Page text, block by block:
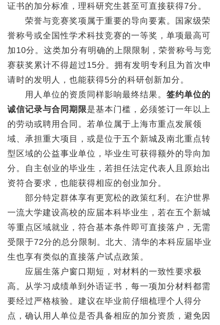
证书的加分标准，理科研究生甚至可直接获得7分。
荣誉与竞赛奖项属于重要的导向要素。国家级荣
誉称号或全国性学术科技竞赛的一等奖，单项最高可
加10分。这类加分有明确的上限限制，荣誉称号与竞
赛获奖累计不得超过15分。拥有发明专利且为首次申
请时的发明人，也能获得5分的科研创新加分。
用人单位的资质同样影响最终结果。 签约单位的
诚信记录与合同期限是基本门槛，必须签订一年以上
的劳动或聘用合同。若单位属于上海市重点发展领
域、承担重大项目，或是位于五个新城及南北重点转
型区域的公益事业单位，毕业生可获得额外的导向加
分。自主创业的毕业生，若担任法定代表人且原始出
资符合要求，也能获得相应的创业加分。
部分特定群体享有更宽松的政策红利。在沪世界
一流大学建设高校的应届本科毕业生，若在五个新城
等重点区域就业，符合基本条件即可直接落户，无需
受限于72分的总分限制。北大、清华的本科应届毕业
生也享有类似的直接落户试点政策。
应届生落户窗口期短，对材料的一致性要求极
高。从学习成绩单到外语证书，每一项加分材料都需
要经过严格核验。建议在毕业前仔细梳理个人得分
点，确认用人单位是否具备相应的加分资质，避免因